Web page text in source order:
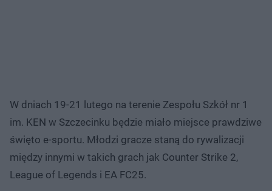
W dniach 19-21 lutego na terenie Zespołu Szkół nr 1
im. KEN w Szczecinku będzie miało miejsce prawdziwe
święto e-sportu. Młodzi gracze staną do rywalizacji
między innymi w takich grach jak Counter Strike 2,
League of Legends i EA FC25.